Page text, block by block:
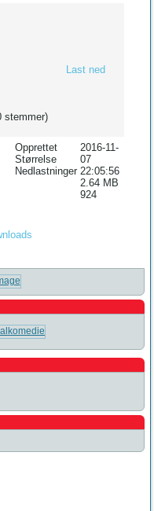
stemmer)
Last ned
Opprettet
Størrelse
Nedlastninger
2016-11-
07
22:05:56
2.64 MB
924